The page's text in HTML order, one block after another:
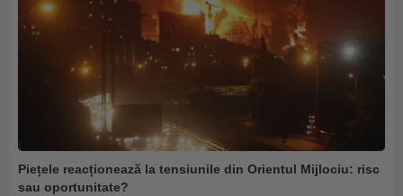
Piețele reacționează la tensiunile din Orientul Mijlociu: risc
sau oportunitate?